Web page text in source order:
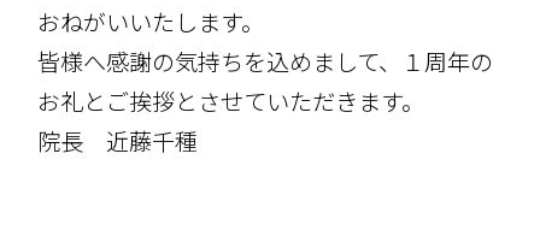
おねがいいたします。
皆様へ感謝の気持ちを込めまして、１周年の
お礼とご挨拶とさせていただきます。
院長 近藤千種